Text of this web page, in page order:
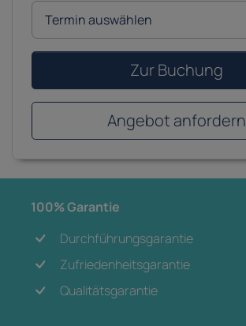
Zur Buchung
Angebot anfordern
100% Garantie
Durchführungsgarantie
Zufriedenheitsgarantie
Qualitätsgarantie